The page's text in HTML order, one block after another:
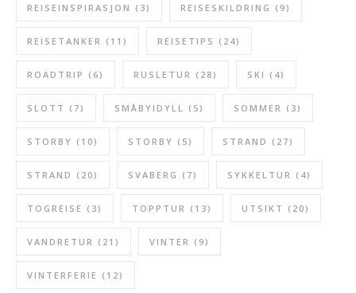
REISEINSPIRASJON (3) REISESKILDRING (9)
REISETANKER (11) REISETIPS (24)
ROADTRIP (6) RUSLETUR (28) SKI (4)
SLOTT (7) SMÅBYIDYLL (5) SOMMER (3)
STORBY (10) STORBY (5) STRAND (27)
STRAND (20) SVABERG (7) SYKKELTUR (4)
TOGREISE (3) TOPPTUR (13) UTSIKT (20)
VANDRETUR (21) VINTER (9)
VINTERFERIE (12)